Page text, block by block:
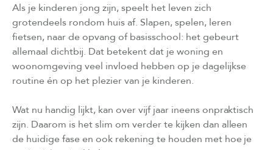
Als je kinderen jong zijn, speelt het leven zich
grotendeels rondom huis af. Slapen, spelen, leren
fietsen, naar de opvang of basisschool: het gebeurt
allemaal dichtbij. Dat betekent dat je woning en
woonomgeving veel invloed hebben op je dagelijkse
routine én op het plezier van je kinderen.
Wat nu handig lijkt, kan over vijf jaar ineens onpraktisch
zijn. Daarom is het slim om verder te kijken dan alleen
de huidige fase en ook rekening te houden met hoe je